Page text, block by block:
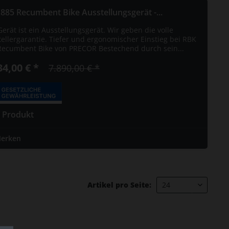
885 Recumbent Bike Ausstellungsgerät -...
ist ein Ausstellungsgerät. Wir geben die volle
Tiefer und ergonomischer Einstieg bei RBK
Bike von PRECOR Bestechend durch sein...
€ * 7.890,00 € *
Produkt
Artikel pro Seite: